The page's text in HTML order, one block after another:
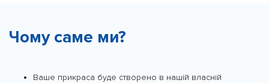
Чому саме ми?
Ваше прикраса буде створено в нашій власній